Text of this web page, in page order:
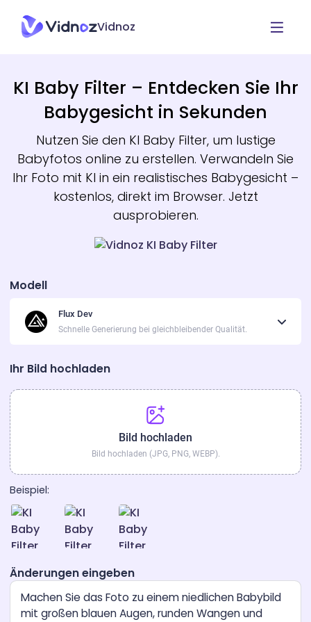
Vidnoz
Modell
Flux Dev
Schnelle Generierung bei gleichbleibender Qualität.
Ihr Bild hochladen
Bild hochladen
Bild hochladen (JPG, PNG, WEBP).
Beispiel:
Änderungen eingeben
KI Baby Filter – Entdecken Sie Ihr
Babygesicht in Sekunden
Nutzen Sie den KI Baby Filter, um lustige
Babyfotos online zu erstellen. Verwandeln Sie
Ihr Foto mit KI in ein realistisches Babygesicht –
kostenlos, direkt im Browser. Jetzt
ausprobieren.